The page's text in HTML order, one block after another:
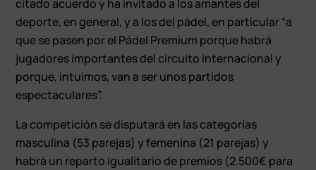
citado acuerdo y ha invitado a los amantes del
deporte, en general, y a los del pádel, en particular “a
que se pasen por el Pádel Premium porque habrá
jugadores importantes del circuito internacional y
porque, intuimos, van a ser unos partidos
espectaculares”.
La competición se disputará en las categorías
masculina (53 parejas) y femenina (21 parejas) y
habrá un reparto igualitario de premios (2.500€ para